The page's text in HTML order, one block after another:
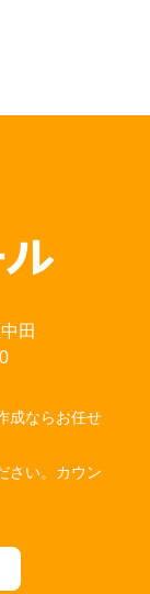
田
成ならお任せ
さい。カウン